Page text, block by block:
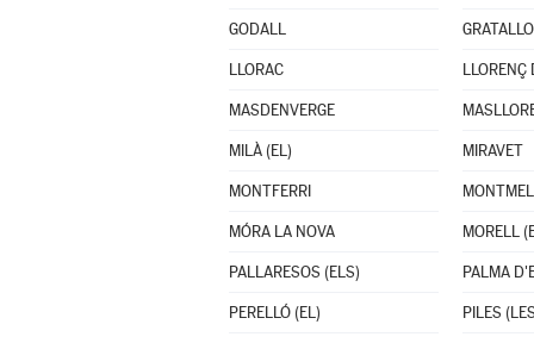
GODALL
LLORAC LLORENÇ
MASDENVERGE
MILÀ (EL) MIRAVET
MONTFERRI
MÓRA LA NOVA MORELL
PALLARESOS (ELS) PALMA
PERELLÓ (EL) PILES